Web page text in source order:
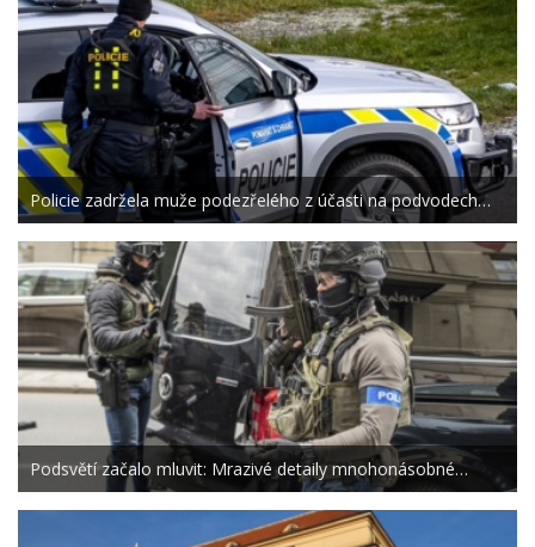
Policie zadržela muže podezřelého z účasti na podvodech…
Podsvětí začalo mluvit: Mrazivé detaily mnohonásobné…